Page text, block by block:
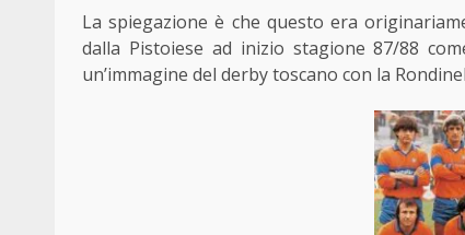
La spiegazione è che questo era
dalla Pistoiese ad inizio stagione 87/88
un’immagine del derby toscano con la